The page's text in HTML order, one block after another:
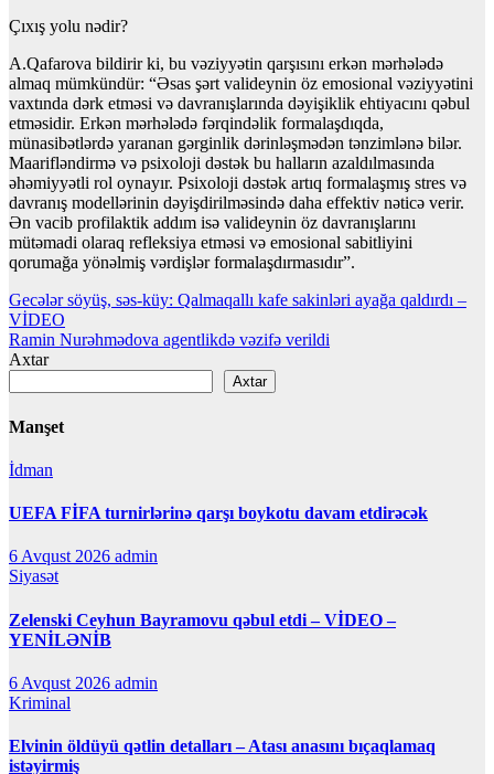
Çıxış yolu nədir?
A.Qafarova bildirir ki, bu vəziyyətin qarşısını erkən mərhələdə
almaq mümkündür: “Əsas şərt valideynin öz emosional vəziyyətini
vaxtında dərk etməsi və davranışlarında dəyişiklik ehtiyacını qəbul
etməsidir. Erkən mərhələdə fərqindəlik formalaşdıqda,
münasibətlərdə yaranan gərginlik dərinləşmədən tənzimlənə bilər.
Maarifləndirmə və psixoloji dəstək bu halların azaldılmasında
əhəmiyyətli rol oynayır. Psixoloji dəstək artıq formalaşmış stres və
davranış modellərinin dəyişdirilməsində daha effektiv nəticə verir.
Ən vacib profilaktik addım isə valideynin öz davranışlarını
mütəmadi olaraq refleksiya etməsi və emosional sabitliyini
qorumağa yönəlmiş vərdişlər formalaşdırmasıdır”.
Yazı
naviqasiyası
Gecələr söyüş, səs-küy: Qalmaqallı kafe sakinləri ayağa qaldırdı –
VİDEO
Ramin Nurəhmədova agentlikdə vəzifə verildi
Axtar
Axtar
Manşet
İdman
UEFA FİFA turnirlərinə qarşı boykotu davam etdirəcək
6 Avqust 2026 admin
Siyasət
Zelenski Ceyhun Bayramovu qəbul etdi – VİDEO –
YENİLƏNİB
6 Avqust 2026 admin
Kriminal
Elvinin öldüyü qətlin detalları – Atası anasını bıçaqlamaq
istəyirmiş